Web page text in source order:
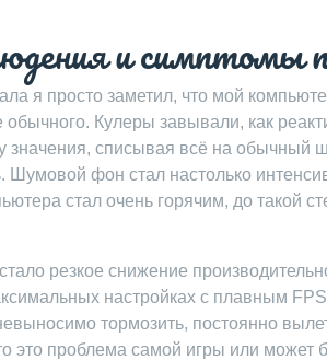
и симптомы
я просто заметил, что мой
обычного. Кулеры завывали, как
значения, списывая всё на обычный
Шумовой фон стал настолько
стал очень горячим, до такой
резкое снижение
настройках с плавным
тормозить, постоянно
это проблема самой игры или может